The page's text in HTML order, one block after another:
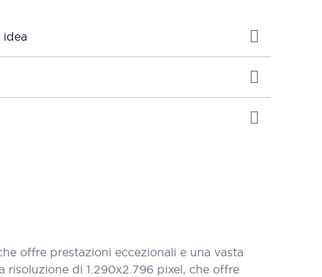
idea
offre prestazioni eccezionali e una vasta
di 1.290x2.796 pixel, che offre